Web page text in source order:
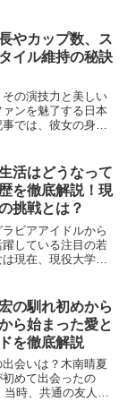
ふたりが知り合っ
知...
やカップ数、ス
イル維持の秘訣
の演技力と美しい
ンを魅了する日本
では、彼女の身
、女性ファンから
イルに関...
活はどうなって
を徹底解説！現
挑戦とは？
ビアアイドルから
している注目の若
現在、現役大学生
さんの学歴や大学
今後の...
の馴れ初めから
ら始まった愛と
を徹底解説
会いは？木南晴夏
めて出会ったの
当時、共通の友人を